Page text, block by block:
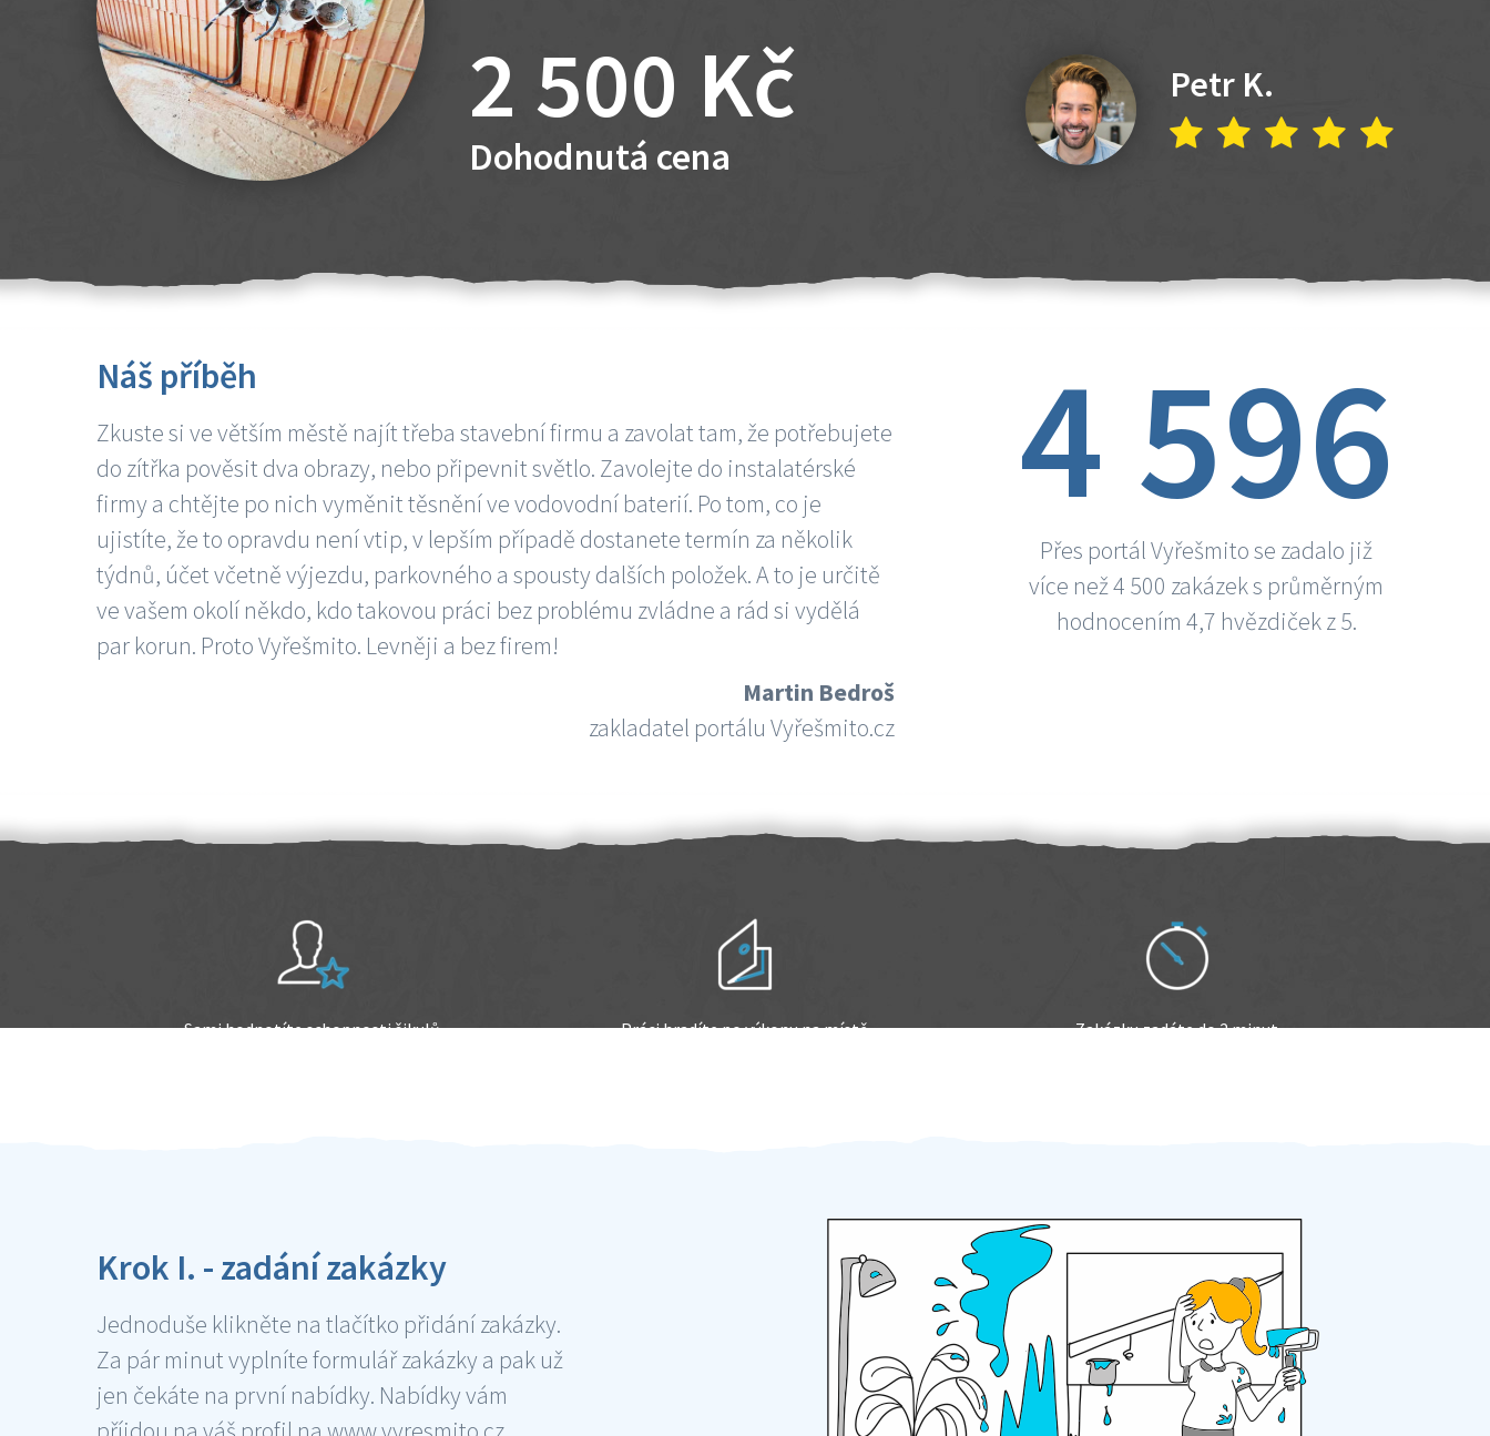
2 500 Kč
Dohodnutá cena
Petr K.
Náš příběh
Zkuste si ve větším městě najít třeba stavební firmu a zavolat tam, že potřebujete
do zítřka pověsit dva obrazy, nebo připevnit světlo. Zavolejte do instalatérské
firmy a chtějte po nich vyměnit těsnění ve vodovodní baterií. Po tom, co je
ujistíte, že to opravdu není vtip, v lepším případě dostanete termín za několik
týdnů, účet včetně výjezdu, parkovného a spousty dalších položek. A to je určitě
ve vašem okolí někdo, kdo takovou práci bez problému zvládne a rád si vydělá
par korun. Proto Vyřešmito. Levněji a bez firem!
Martin Bedroš
zakladatel portálu Vyřešmito.cz
4 596
Přes portál Vyřešmito se zadalo již
více než 4 500 zakázek s průměrným
hodnocením 4,7 hvězdiček z 5.
Sami hodnotíte schopnosti šikulů Práci hradíte po výkonu na místě Zakázku zadáte do 2 minut
Krok I. - zadání zakázky
Jednoduše klikněte na tlačítko přidání zakázky.
Za pár minut vyplníte formulář zakázky a pak už
jen čekáte na první nabídky. Nabídky vám